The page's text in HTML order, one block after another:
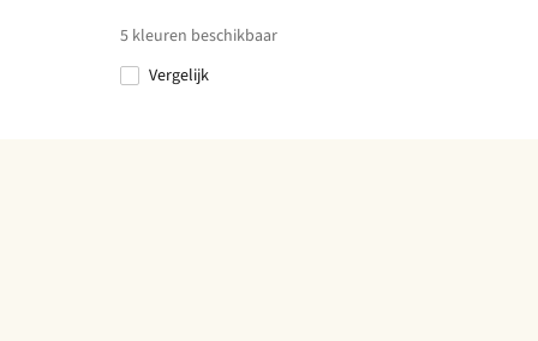
5 kleuren beschikbaar
%
% %
Vergelijk